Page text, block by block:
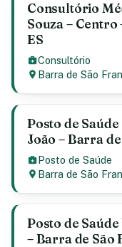
Consultório
Souza –
ES
Consultório
Barra de São
Posto de
João – Barra
Posto de Saúde
Barra de São
Posto de
– Barra de São